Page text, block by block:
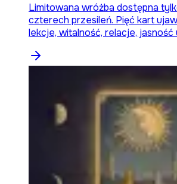
Limitowana wróżba dostępna
czterech przesileń. Pięć kart
lekcje, witalność, relacje, jasność